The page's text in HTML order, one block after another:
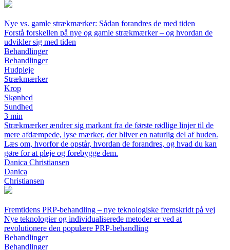
Nye vs. gamle strækmærker: Sådan forandres de med tiden
Forstå forskellen på nye og gamle strækmærker – og hvordan de
udvikler sig med tiden
Behandlinger
Behandlinger
Hudpleje
Strækmærker
Krop
Skønhed
Sundhed
3 min
Strækmærker ændrer sig markant fra de første rødlige linjer til de
mere afdæmpede, lyse mærker, der bliver en naturlig del af huden.
Læs om, hvorfor de opstår, hvordan de forandres, og hvad du kan
gøre for at pleje og forebygge dem.
Danica Christiansen
Danica
Christiansen
Fremtidens PRP-behandling – nye teknologiske fremskridt på vej
Nye teknologier og individualiserede metoder er ved at
revolutionere den populære PRP-behandling
Behandlinger
Behandlinger